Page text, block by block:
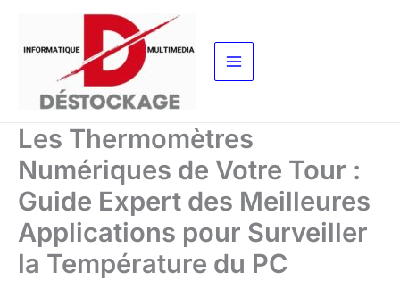
contenu
Les Thermomètres
Numériques de Votre Tour :
Guide Expert des Meilleures
Applications pour Surveiller
la Température du PC